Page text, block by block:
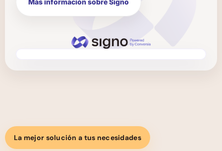
Más información sobre Signo
La mejor solución a tus necesidades